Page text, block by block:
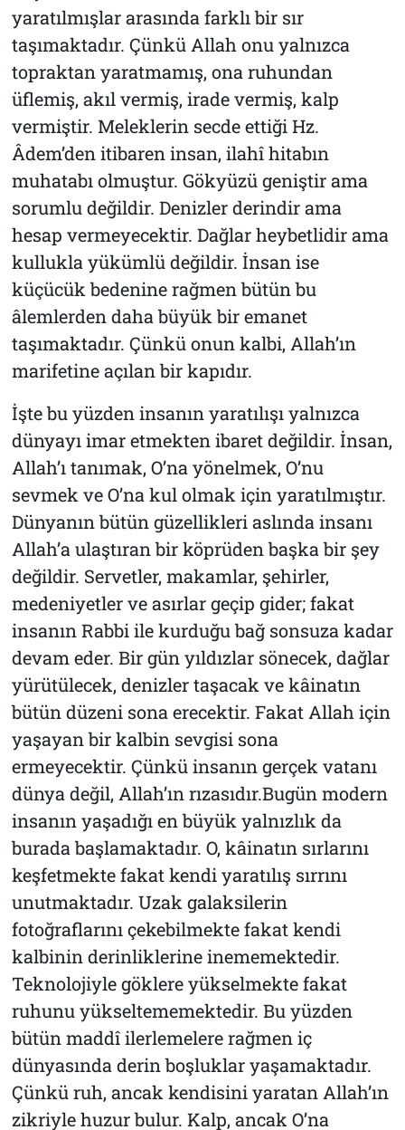
yaratılmışlar arasında farklı bir sır
taşımaktadır. Çünkü Allah onu yalnızca
topraktan yaratmamış, ona ruhundan
üflemiş, akıl vermiş, irade vermiş, kalp
vermiştir. Meleklerin secde ettiği Hz.
Âdem’den itibaren insan, ilahî hitabın
muhatabı olmuştur. Gökyüzü geniştir ama
sorumlu değildir. Denizler derindir ama
hesap vermeyecektir. Dağlar heybetlidir ama
kullukla yükümlü değildir. İnsan ise
küçücük bedenine rağmen bütün bu
âlemlerden daha büyük bir emanet
taşımaktadır. Çünkü onun kalbi, Allah’ın
marifetine açılan bir kapıdır.
İşte bu yüzden insanın yaratılışı yalnızca
dünyayı imar etmekten ibaret değildir. İnsan,
Allah’ı tanımak, O’na yönelmek, O’nu
sevmek ve O’na kul olmak için yaratılmıştır.
Dünyanın bütün güzellikleri aslında insanı
Allah’a ulaştıran bir köprüden başka bir şey
değildir. Servetler, makamlar, şehirler,
medeniyetler ve asırlar geçip gider; fakat
insanın Rabbi ile kurduğu bağ sonsuza kadar
devam eder. Bir gün yıldızlar sönecek, dağlar
yürütülecek, denizler taşacak ve kâinatın
bütün düzeni sona erecektir. Fakat Allah için
yaşayan bir kalbin sevgisi sona
ermeyecektir. Çünkü insanın gerçek vatanı
dünya değil, Allah’ın rızasıdır.Bugün modern
insanın yaşadığı en büyük yalnızlık da
burada başlamaktadır. O, kâinatın sırlarını
keşfetmekte fakat kendi yaratılış sırrını
unutmaktadır. Uzak galaksilerin
fotoğraflarını çekebilmekte fakat kendi
kalbinin derinliklerine inememektedir.
Teknolojiyle göklere yükselmekte fakat
ruhunu yükseltememektedir. Bu yüzden
bütün maddî ilerlemelere rağmen iç
dünyasında derin boşluklar yaşamaktadır.
Çünkü ruh, ancak kendisini yaratan Allah’ın
zikriyle huzur bulur. Kalp, ancak O’na